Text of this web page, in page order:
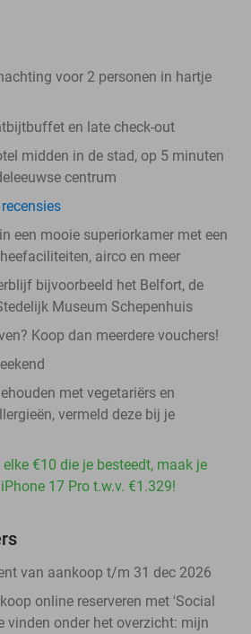
voor 2 personen in hartje
en late check-out
midden in de stad, op 5 minuten
centrum
een mooie superiorkamer met een
airco en meer
bijvoorbeeld het Belfort, de
Museum Schepenhuis
Koop dan meerdere vouchers!
met vegetariërs en
vermeld deze bij je
€10 die je besteedt, maak je
17 Pro t.w.v. €1.329!
van aankoop t/m 31 dec 2026
online reserveren met 'Social
vinden onder het overzicht: mijn